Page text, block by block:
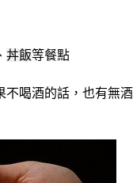
丼飯等餐點
不喝酒的話，也有無酒